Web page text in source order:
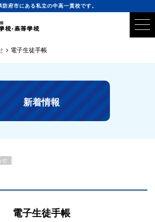
防府市にある私立の中高一貫校です。
電子生徒手帳
新着情報
せ
電子生徒手帳